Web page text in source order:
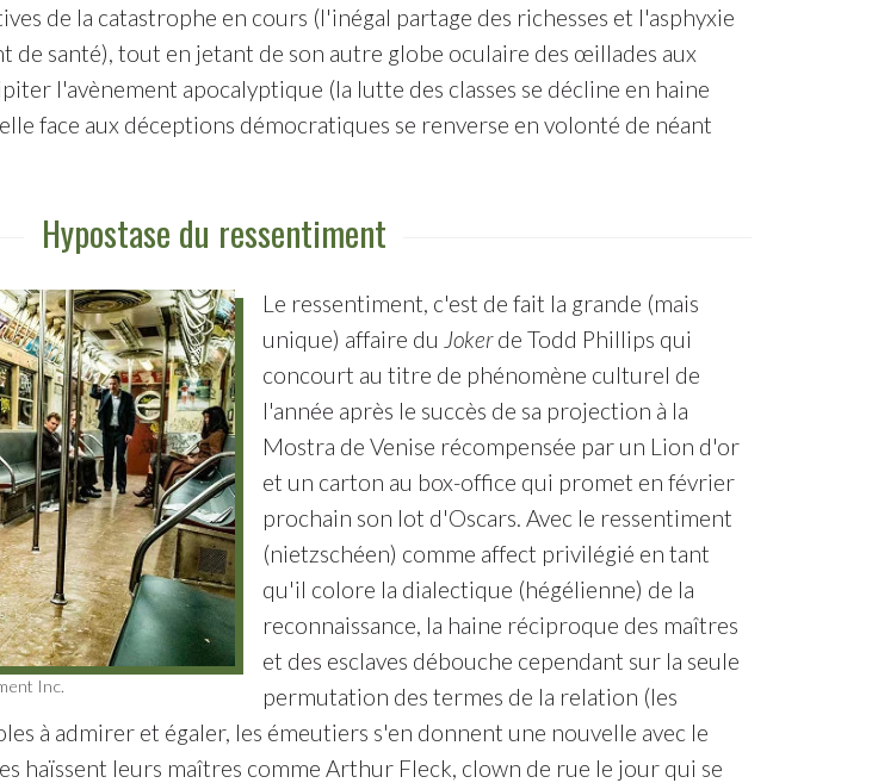
de la catastrophe en cours (l'inégal partage des richesses et l'asphyxie
de santé), tout en jetant de son autre globe oculaire des œillades aux
l'avènement apocalyptique (la lutte des classes se décline en haine
face aux déceptions démocratiques se renverse en volonté de néant
Hypostase du ressentiment
Inc.
Le ressentiment, c'est de fait la grande (mais
unique) affaire du Jokerde Todd Phillips qui
concourt au titre de phénomène culturel de
l'année après le succès de sa projection à la
Mostra de Venise récompensée par un Lion d'or
et un carton au box-office qui promet en février
prochain son lot d'Oscars. Avec le ressentiment
(nietzschéen) comme affect privilégié en tant
qu'il colore la dialectique (hégélienne) de la
reconnaissance, la haine réciproque des maîtres
et des esclaves débouche cependant sur la seule
permutation des termes de la relation (les
à admirer et égaler, les émeutiers s'en donnent une nouvelle avec le
haïssent leurs maîtres comme Arthur Fleck, clown de rue le jour qui se